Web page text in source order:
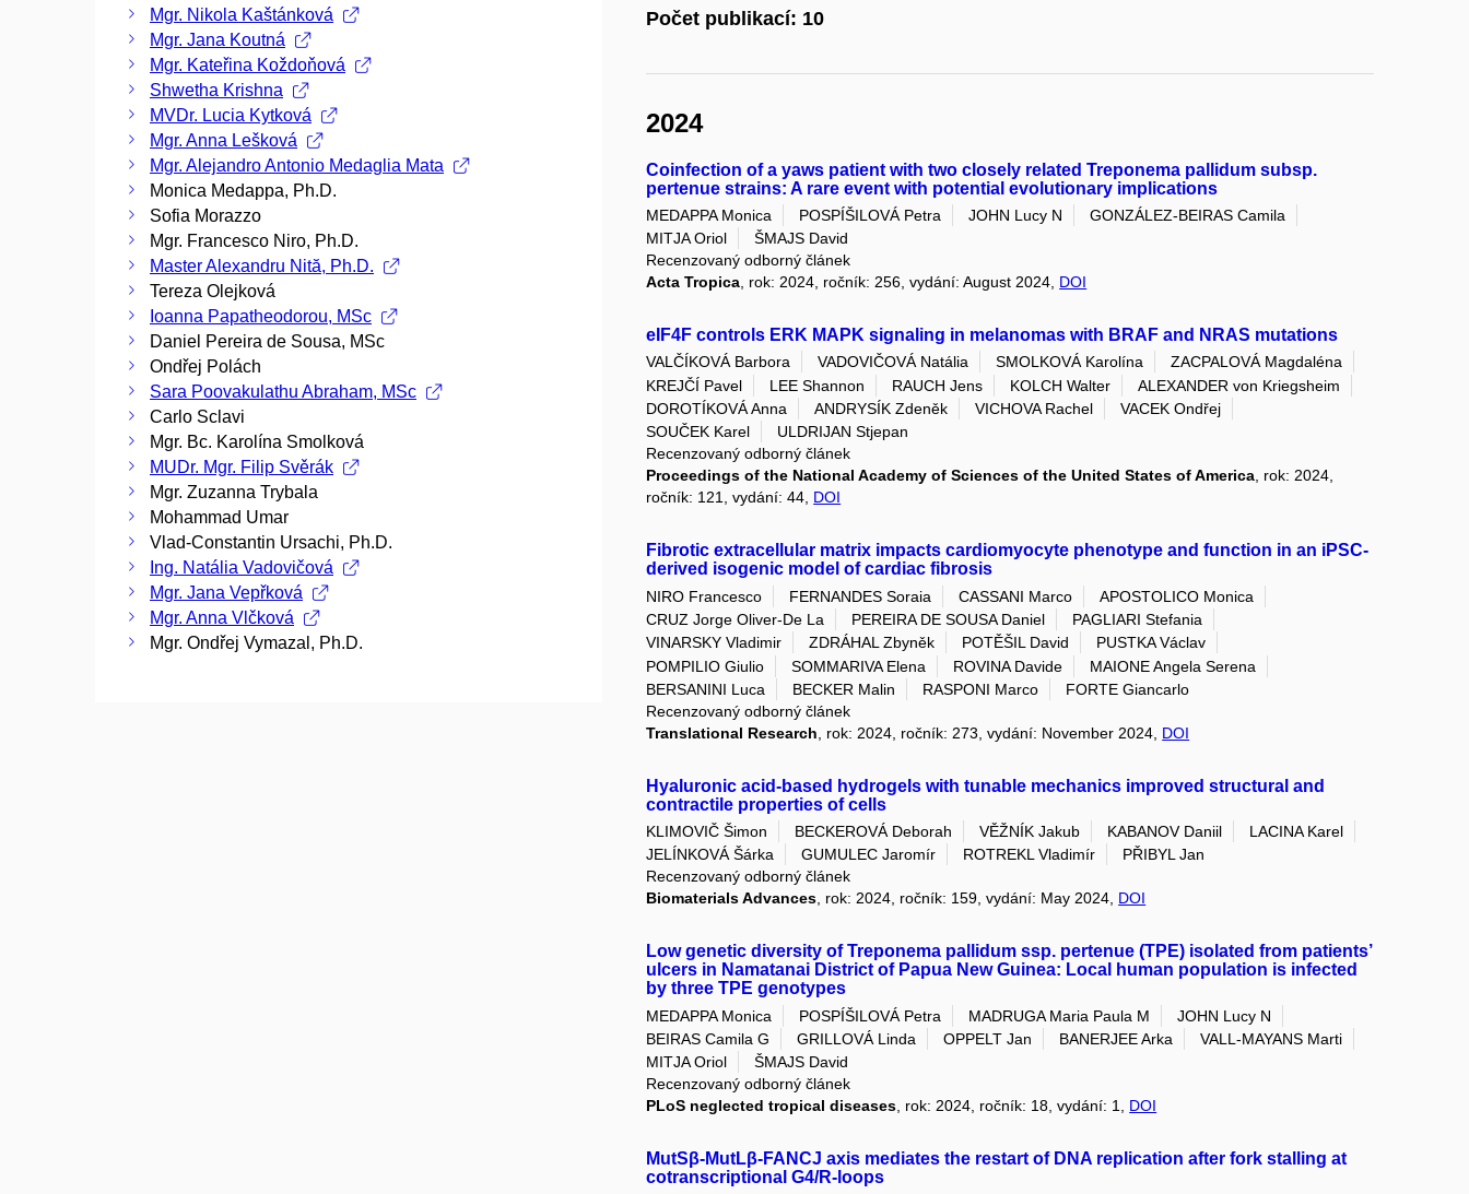
Mgr. Nikola Kaštánková
Mgr. Jana Koutná
Mgr. Kateřina Koždoňová
Shwetha Krishna
MVDr. Lucia Kytková
Mgr. Anna Lešková
Mgr. Alejandro Antonio Medaglia Mata
Monica Medappa, Ph.D.
Sofia Morazzo
Mgr. Francesco Niro, Ph.D.
Master Alexandru Nită, Ph.D.
Tereza Olejková
Ioanna Papatheodorou, MSc
Daniel Pereira de Sousa, MSc
Ondřej Polách
Sara Poovakulathu Abraham, MSc
Carlo Sclavi
Mgr. Bc. Karolína Smolková
MUDr. Mgr. Filip Svěrák
Mgr. Zuzanna Trybala
Mohammad Umar
Vlad-Constantin Ursachi, Ph.D.
Ing. Natália Vadovičová
Mgr. Jana Vepřková
Mgr. Anna Vlčková
Mgr. Ondřej Vymazal, Ph.D.
Počet publikací: 10
2024
Coinfection of a yaws patient with two closely related Treponema pallidum subsp.
pertenue strains: A rare event with potential evolutionary implications
MEDAPPA Monica POSPÍŠILOVÁ Petra JOHN Lucy N
GONZÁLEZ-BEIRAS Camila
MITJA Oriol
ŠMAJS David
Recenzovaný odborný článek
Acta Tropica , rok: 2024, ročník: 256, vydání: August 2024, DOI
eIF4F controls ERK MAPK signaling in melanomas with BRAF and NRAS mutations
VALČÍKOVÁ Barbora VADOVIČOVÁ Natália SMOLKOVÁ Karolína
ZACPALOVÁ Magdaléna
KREJČÍ Pavel
LEE Shannon RAUCH Jens KOLCH Walter
ALEXANDER von Kriegsheim
DOROTÍKOVÁ Anna
ANDRYSÍK Zdeněk VICHOVA Rachel
VACEK Ondřej
SOUČEK Karel
ULDRIJAN Stjepan
Recenzovaný odborný článek
Proceedings of the National Academy of Sciences of the United States of America, rok: 2024,
ročník: 121, vydání: 44, DOI
Fibrotic extracellular matrix impacts cardiomyocyte phenotype and function in an iPSC-
derived isogenic model of cardiac fibrosis
NIRO Francesco FERNANDES Soraia CASSANI Marco
APOSTOLICO Monica
CRUZ Jorge Oliver-De La
PEREIRA DE SOUSA Daniel
PAGLIARI Stefania
VINARSKY Vladimir
ZDRÁHAL Zbyněk POTĚŠIL David
PUSTKA Václav
POMPILIO Giulio
SOMMARIVA Elena ROVINA Davide
MAIONE Angela Serena
BERSANINI Luca
BECKER Malin RASPONI Marco
FORTE Giancarlo
Recenzovaný odborný článek
Translational Research , rok: 2024, ročník: 273, vydání: November 2024, DOI
Hyaluronic acid-based hydrogels with tunable mechanics improved structural and
contractile properties of cells
KLIMOVIČ Šimon BECKEROVÁ Deborah VĚŽNÍK Jakub KABANOV Daniil
LACINA Karel
JELÍNKOVÁ Šárka
GUMULEC Jaromír ROTREKL Vladimír
PŘIBYL Jan
Recenzovaný odborný článek
Biomaterials Advances, rok: 2024, ročník: 159, vydání: May 2024, DOI
Low genetic diversity of Treponema pallidum ssp. pertenue (TPE) isolated from patients’
ulcers in Namatanai District of Papua New Guinea: Local human population is infected
by three TPE genotypes
MEDAPPA Monica POSPÍŠILOVÁ Petra MADRUGA Maria Paula M
JOHN Lucy N
BEIRAS Camila G
GRILLOVÁ Linda OPPELT Jan BANERJEE Arka
VALL-MAYANS Marti
MITJA Oriol
ŠMAJS David
Recenzovaný odborný článek
PLoS neglected tropical diseases, rok: 2024, ročník: 18, vydání: 1, DOI
MutSβ-MutLβ-FANCJ axis mediates the restart of DNA replication after fork stalling at
cotranscriptional G4/R-loops